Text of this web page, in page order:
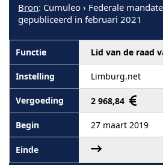
Bron: Cumuleo › Federale
gepubliceerd in februari 2021
Lid van de raad
Limburg.net
2 968,84
27 maart 2019